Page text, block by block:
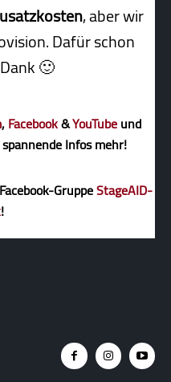
, aber wir
Dafür schon
🙂
,Facebook&YouTubeund
Infos mehr!
GruppeStageAID-
!